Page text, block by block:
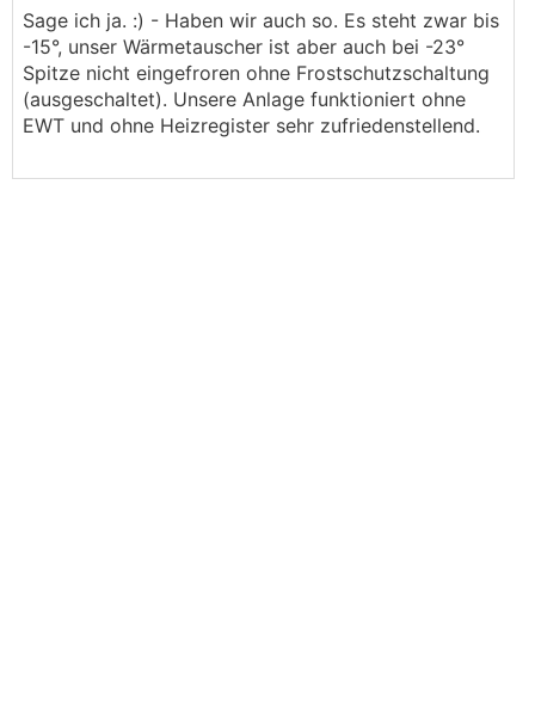
Sage ich ja. :) - Haben wir auch so. Es steht zwar bis
-15°, unser Wärmetauscher ist aber auch bei -23°
Spitze nicht eingefroren ohne Frostschutzschaltung
(ausgeschaltet). Unsere Anlage funktioniert ohne
EWT und ohne Heizregister sehr zufriedenstellend.